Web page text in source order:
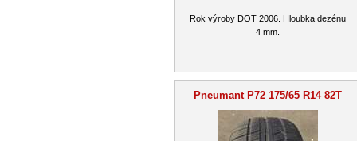
Rok výroby DOT 2006. Hloubka dezénu
4 mm.
Pneumant P72 175/65 R14 82T